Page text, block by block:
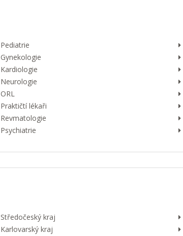
Pediatrie
Gynekologie
Kardiologie
Neurologie
ORL
Praktičtí lékaři
Revmatologie
Psychiatrie
Středočeský kraj
Karlovarský kraj